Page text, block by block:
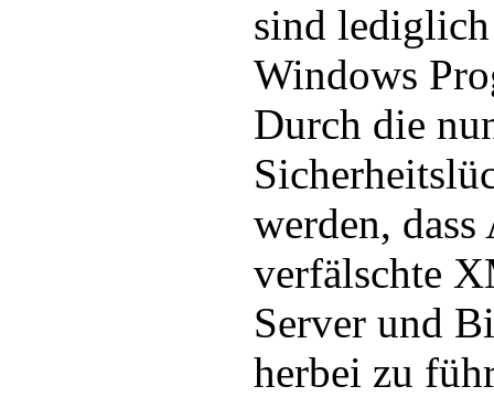
sind
Windows
Durch die
werden,
verfälschte
Server und
herbei zu